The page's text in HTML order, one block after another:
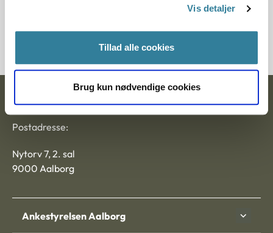
Vis detaljer
Tillad alle cookies
Brug kun nødvendige cookies
3500261-06
Ankestyrelsen
Postadresse:
Nytorv 7, 2. sal
9000 Aalborg
Ankestyrelsen Aalborg